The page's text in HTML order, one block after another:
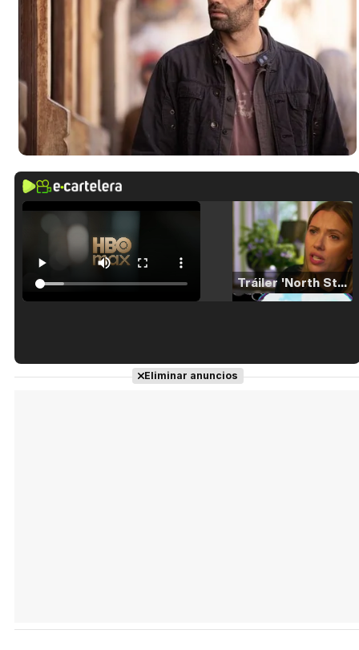
Tráiler 'North Star' (2023)
Tráiler en español de 'La isla olvidada'
Eliminar anuncios